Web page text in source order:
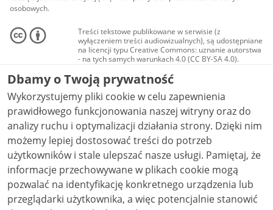
osobowych.
Treści tekstowe publikowane w serwisie (z
wyłączeniem treści audiowizualnych), są udostępniane
na licencji typu Creative Commons: uznanie autorstwa
- na tych samych warunkach 4.0 (CC BY-SA 4.0).
Materiały audiowizualne, w tym zdjęcia, materiały
audio i wideo, są udostępniane na licencji typu
Creative Commons: uznanie autorstwa użycie
niekomercyjne - bez utworów zależnych 4.0 (CC BY-
NC-ND 4.0), o ile nie jest to stwierdzone inaczej.
Dbamy o Twoją prywatność
Wykorzystujemy pliki cookie w celu zapewnienia
prawidłowego funkcjonowania naszej witryny oraz do
analizy ruchu i optymalizacji działania strony. Dzięki nim
możemy lepiej dostosować treści do potrzeb
użytkowników i stale ulepszać nasze usługi. Pamiętaj, że
informacje przechowywane w plikach cookie mogą
pozwalać na identyfikację konkretnego urządzenia lub
przeglądarki użytkownika, a więc potencjalnie stanowić